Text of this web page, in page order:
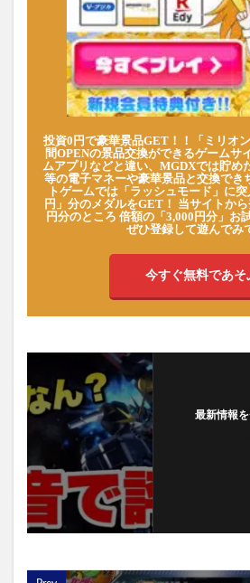
投資0円で豪華景品GET！！「ミリオ
間OPENの景品交換ができるゲームサ
ムアプリなどと違い、MGDXでは貯め
等の電子マネーや豪華景品と交換でき
トゲームでは「ラッシュモード」に
円」分のメダルをGET！ 当サイトか
円分のところ 倍額の「3,000円分」お
ぜひ登録して遊んでみ
今すぐ無料であそ
最新情報を